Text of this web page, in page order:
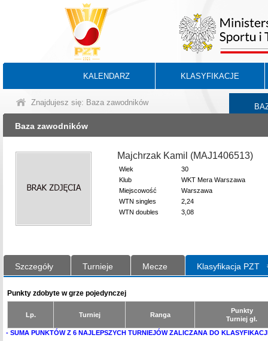
KALENDARZ KLASYFIKACJE
Znajdujesz się: Baza zawodników
Baza zawodników
Majchrzak Kamil (MAJ1406513)
Wiek
30
Klub
WKT Mera Warszawa
Miejscowość
Warszawa
WTN singles
2,24
WTN doubles
3,08
Szczegóły Turnieje Mecze Klasyfikacja PZT
Punkty zdobyte w grze pojedynczej
Lp. Turniej Ranga
Punkty
Turniej gł.
- SUMA PUNKTÓW Z 6 NAJLEPSZYCH TURNIEJÓW ZALICZANA DO